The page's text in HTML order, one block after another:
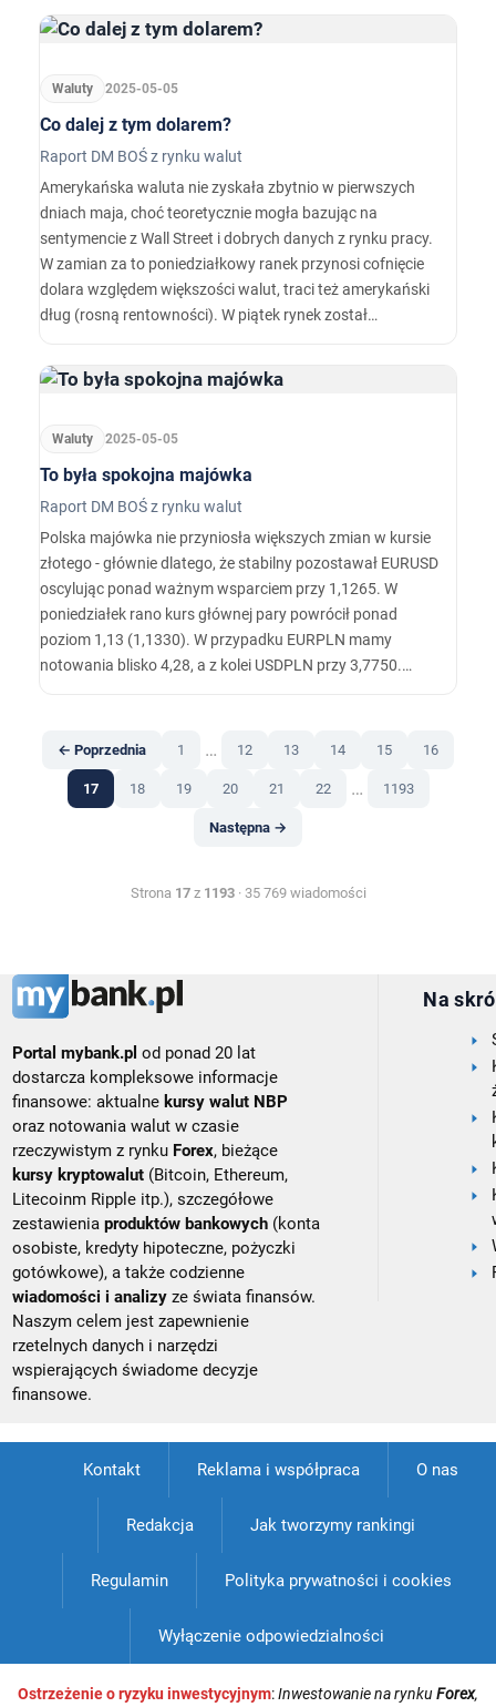
umożliwiając parom odkrywanie nowych miejsc w
komfortowych warunkach.
Waluty 2025-05-05
Co dalej z tym dolarem?
Raport DM BOŚ z rynku walut
Amerykańska waluta nie zyskała zbytnio w pierwszych
dniach maja, choć teoretycznie mogła bazując na
sentymencie z Wall Street i dobrych danych z rynku pracy.
W zamian za to poniedziałkowy ranek przynosi cofnięcie
dolara względem większości walut, traci też amerykański
dług (rosną rentowności). W piątek rynek został
wzajemne rozmowy pomiędzy USA, a Chinami, które
mogłyby przynieść obniżkę taryf.
Waluty 2025-05-05
To była spokojna majówka
Raport DM BOŚ z rynku walut
Polska majówka nie przyniosła większych zmian w kursie
złotego - głównie dlatego, że stabilny pozostawał EURUSD
oscylując ponad ważnym wsparciem przy 1,1265. W
poniedziałek rano kurs głównej pary powrócił ponad
poziom 1,13 (1,1330). W przypadku EURPLN mamy
notowania blisko 4,28, a z kolei USDPLN przy 3,7750.…
← Poprzednia 1 … 12 13 14 15 16
17 18 19 20 21 22 … 1193
Następna →
Strona 17z 1193· 35 769 wiadomości
Portal mybank.pl od ponad 20 lat
dostarcza kompleksowe informacje
finansowe: aktualne kursy walut NBP
oraz notowania walut w czasie
rzeczywistym z rynku Forex, bieżące
kursy kryptowalut (Bitcoin, Ethereum,
Litecoinm Ripple itp.), szczegółowe
zestawieniaproduktów bankowych (konta
osobiste, kredyty hipoteczne, pożyczki
gotówkowe), a także codzienne
wiadomości i analizy ze świata finansów.
Naszym celem jest zapewnienie
rzetelnych danych i narzędzi
wspierających świadome decyzje
finansowe.
Na
Kontakt Reklama i współpraca O nas
Redakcja Jak tworzymy rankingi
Regulamin Polityka prywatności i cookies
Wyłączenie odpowiedzialności
Ostrzeżenie o ryzyku inwestycyjnym:Inwestowanie na rynkuForex,